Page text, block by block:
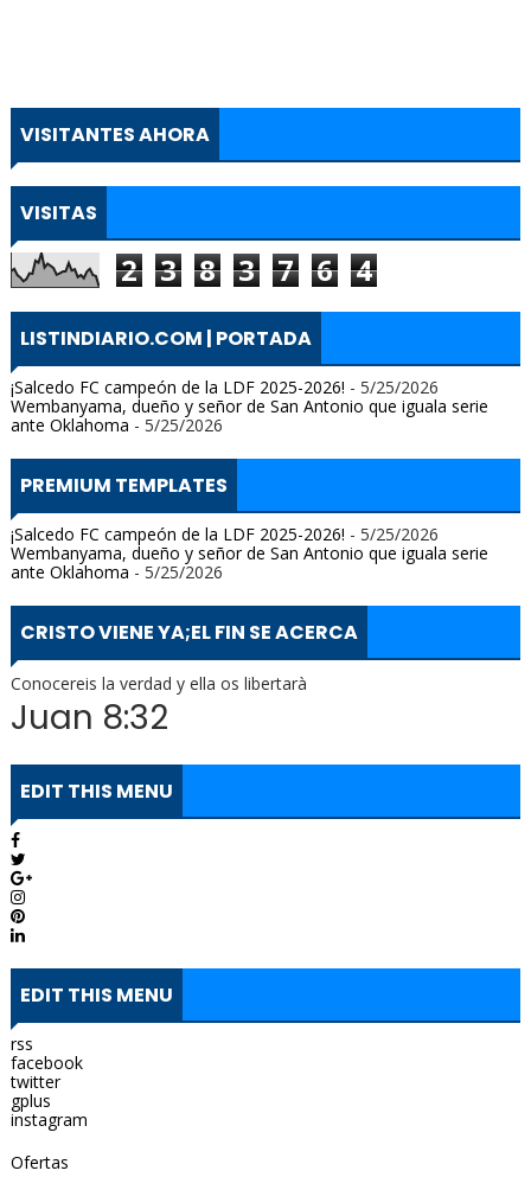
VISITANTES AHORA
VISITAS
2 3 8 3 7 6 4
LISTINDIARIO.COM | PORTADA
¡Salcedo FC campeón de la LDF 2025-2026! - 5/25/2026
Wembanyama, dueño y señor de San Antonio que iguala serie
ante Oklahoma - 5/25/2026
PREMIUM TEMPLATES
¡Salcedo FC campeón de la LDF 2025-2026! - 5/25/2026
Wembanyama, dueño y señor de San Antonio que iguala serie
ante Oklahoma - 5/25/2026
CRISTO VIENE YA;EL FIN SE ACERCA
Conocereis la verdad y ella os libertarà
Juan 8:32
EDIT THIS MENU
EDIT THIS MENU
rss
facebook
twitter
gplus
instagram
Ofertas